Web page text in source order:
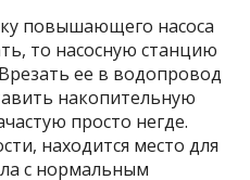
повышающего насоса
то насосную станцию
ее в водопровод
накопительную
просто негде.
находится место для
с нормальным